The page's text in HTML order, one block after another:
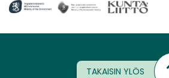
TAKAISIN YLÖS